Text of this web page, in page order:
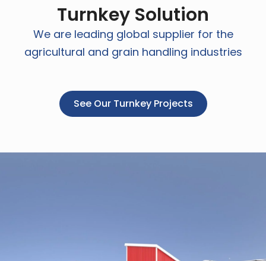
Turnkey Solution
We are leading global supplier for the
agricultural and grain handling industries
See Our Turnkey Projects